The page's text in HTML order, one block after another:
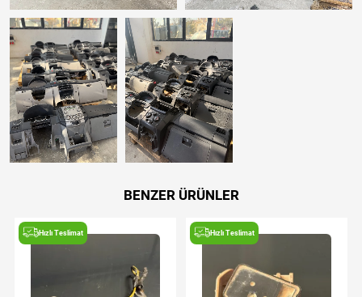
BENZER ÜRÜNLER
Hızlı Teslimat Hızlı Teslimat